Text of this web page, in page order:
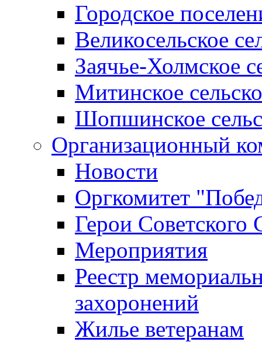
Городское
Великосельское
Заячье-Холмское
Митинское
Шопшинское
Организационный
Новости
Оргкомитет
Герои Советского
Мероприятия
Реестр
захоронений
Жилье ветеранам